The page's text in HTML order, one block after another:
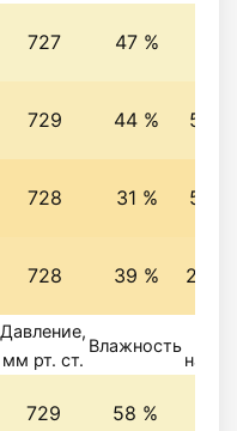
727 47 %
729 44 % 5 м/
728 31 % 5 м/
728 39 % 2.9
Давление,
мм рт. ст.
Влажность
729 58 %